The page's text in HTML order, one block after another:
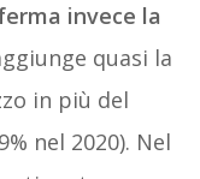
invece la
quasi la
in più del
nel 2020). Nel